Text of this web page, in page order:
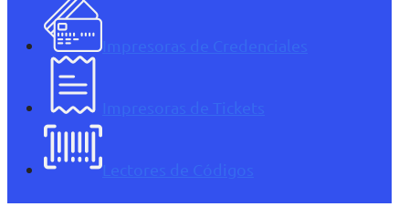
Impresoras de Credenciales
Impresoras de Tickets
Lectores de Códigos